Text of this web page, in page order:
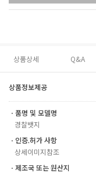
상품상세 Q&A
상품정보제공
ㆍ품명 및 모델명
경찰뱃지
ㆍ인증.허가 사항
상세이미지참조
ㆍ제조국 또는 원산지